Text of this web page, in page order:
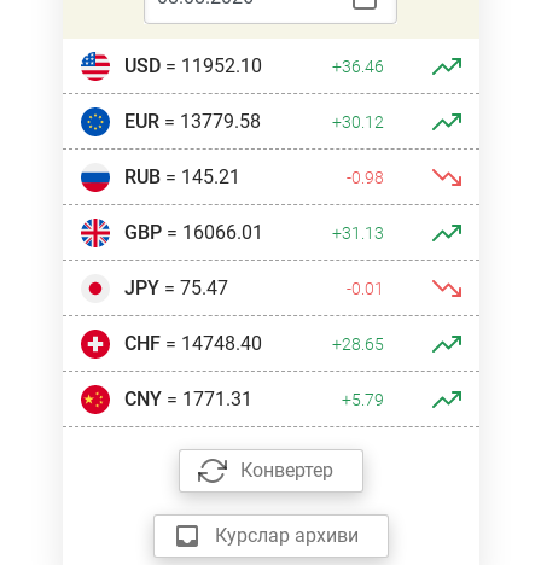
USD= 11952.10 +36.46
EUR= 13779.58 +30.12
RUB= 145.21 -0.98
GBP= 16066.01 +31.13
JPY= 75.47 -0.01
CHF= 14748.40 +28.65
CNY= 1771.31 +5.79
Конвертер
Курслар архиви